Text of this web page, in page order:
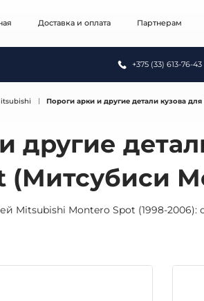
Доставка и оплата Партнерам
+375 (33) 613-76-43
Пороги арки и другие детали кузова
другие
(Митсубиси
Mitsubishi Montero Spot (1998-